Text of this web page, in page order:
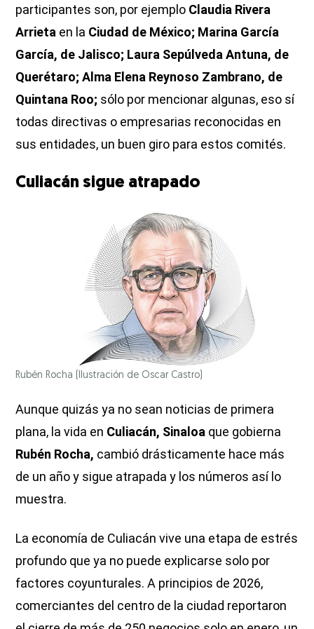
participantes son, por ejemplo Claudia Rivera
Arrieta en la Ciudad de México; Marina García
García, de Jalisco; Laura Sepúlveda Antuna, de
Querétaro; Alma Elena Reynoso Zambrano, de
Quintana Roo; sólo por mencionar algunas, eso sí
todas directivas o empresarias reconocidas en
sus entidades, un buen giro para estos comités.
Culiacán sigue atrapado
Rubén Rocha (Ilustración de Oscar Castro)
Aunque quizás ya no sean noticias de primera
plana, la vida en Culiacán, Sinaloa que gobierna
Rubén Rocha, cambió drásticamente hace más
de un año y sigue atrapada y los números así lo
muestra.
La economía de Culiacán vive una etapa de estrés
profundo que ya no puede explicarse solo por
factores coyunturales. A principios de 2026,
comerciantes del centro de la ciudad reportaron